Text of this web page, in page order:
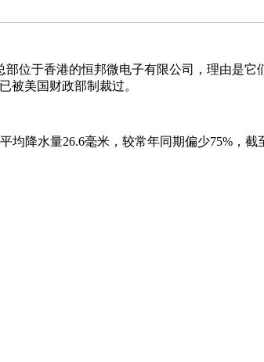
香港的恒邦微电子有限公司，理由是它们
被美国财政部制裁过。
量26.6毫米，较常年同期偏少75%，截至